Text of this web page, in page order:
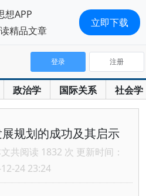
政治学 国际关系 社会学
登录 注册
规划的成功及其启示
共阅读 1832 次 更新时间：
24 23:24
想APP
精品文章
立即下载